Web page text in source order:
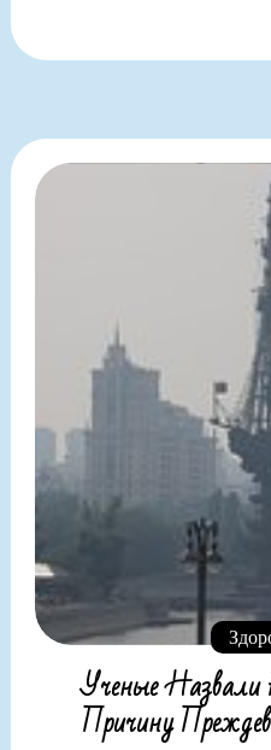
Ученые Назвали
Причину